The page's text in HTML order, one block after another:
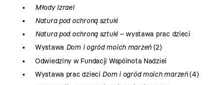
Młody Izrael
Natura pod ochroną sztuki
Natura pod ochroną sztuki– wystawa prac dzieci
Wystawa Dom i ogród moich marzeń(2)
Odwiedziny w Fundacji Wspólnota Nadziei
Wystawa prac dzieci Dom i ogród moich marzeń(4)